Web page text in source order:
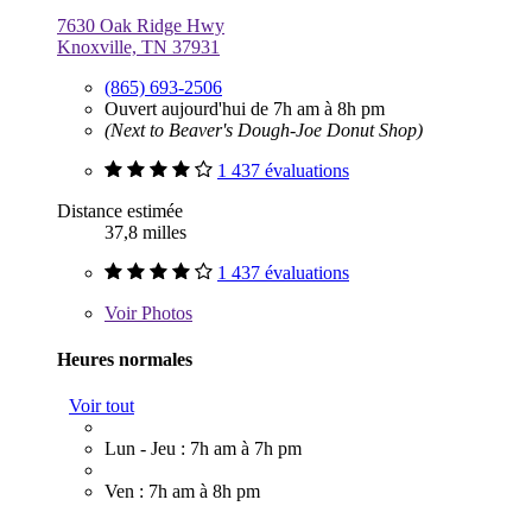
7630 Oak Ridge Hwy
Knoxville, TN 37931
(865) 693-2506
Ouvert aujourd'hui de 7h am à 8h pm
(Next to Beaver's Dough-Joe Donut Shop)
1 437 évaluations
Distance estimée
37,8 milles
1 437 évaluations
VoirPhotos
Heures normales
Voir tout
Lun - Jeu : 7h am à 7h pm
Ven : 7h am à 8h pm